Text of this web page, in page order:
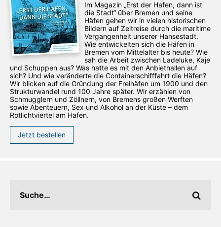
Im Magazin „Erst der Hafen, dann ist
die Stadt“ über Bremen und seine
Häfen gehen wir in vielen historischen
Bildern auf Zeitreise durch die maritime
Vergangenheit unserer Hansestadt.
Wie entwickelten sich die Häfen in
Bremen vom Mittelalter bis heute? Wie
sah die Arbeit zwischen Ladeluke, Kaje
und Schuppen aus? Was hatte es mit den Anbiethallen auf
sich? Und wie veränderte die Containerschifffahrt die Häfen?
Wir blicken auf die Gründung der Freihäfen um 1900 und den
Strukturwandel rund 100 Jahre später. Wir erzählen von
Schmugglern und Zöllnern, von Bremens großen Werften
sowie Abenteuern, Sex und Alkohol an der Küste – dem
Rotlichtviertel am Hafen.
Jetzt bestellen